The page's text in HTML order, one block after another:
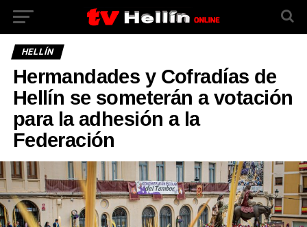
HELLÍN
Hermandades y Cofradías de
Hellín se someterán a votación
para la adhesión a la
Federación